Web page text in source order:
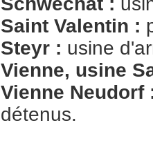
Saint Valentin :
Steyr : usine
Vienne, usine
Vienne Neudorf
détenus.